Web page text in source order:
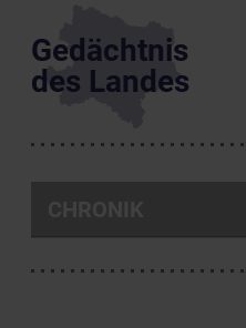
Gedächtnis
des Landes